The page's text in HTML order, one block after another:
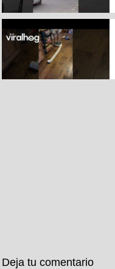
Deja tu comentario